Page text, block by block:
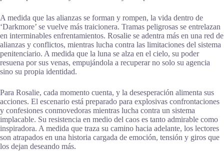
A medida que las alianzas se forman y rompen, la vida dentro de
‘Darkmore’ se vuelve más traicionera. Tramas peligrosas se entrelazan
en interminables enfrentamientos. Rosalie se adentra más en una red de
alianzas y conflictos, mientras lucha contra las limitaciones del sistema
penitenciario. A medida que la luna se alza en el cielo, su poder
resuena por sus venas, empujándola a recuperar no solo su agencia
sino su propia identidad.
Para Rosalie, cada momento cuenta, y la desesperación alimenta sus
acciones. El escenario está preparado para explosivas confrontaciones
y confesiones conmovedoras mientras lucha contra un sistema
implacable. Su resistencia en medio del caos es tanto admirable como
inspiradora. A medida que traza su camino hacia adelante, los lectores
son atrapados en una historia cargada de emoción, tensión y giros que
los dejan deseando más.